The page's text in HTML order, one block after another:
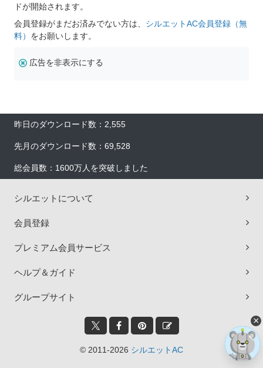
ドが開始されます。
会員登録がまだお済みでない方は、 シルエットAC会員登録（無
料） をお願いします。
広告を非表示にする
昨日のダウンロード数：2,555
先月のダウンロード数：69,528
総会員数：1600万人を突破しました
シルエットについて
会員登録
プレミアム会員サービス
ヘルプ＆ガイド
グループサイト
© 2011-2026 シルエットAC
×